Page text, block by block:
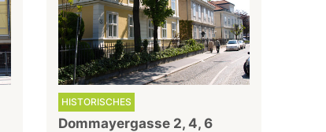
HISTORISCHES
Dommayergasse 2, 4, 6